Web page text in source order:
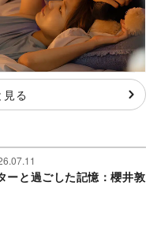
る
ーと過ごした記憶：櫻井敦